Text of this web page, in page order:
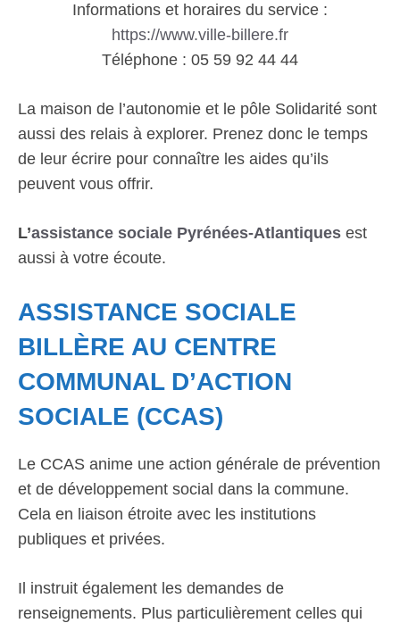
Informations et horaires du service :
https://www.ville-billere.fr
Téléphone : 05 59 92 44 44
La maison de l’autonomie et le pôle Solidarité sont
aussi des relais à explorer. Prenez donc le temps
de leur écrire pour connaître les aides qu’ils
peuvent vous offrir.
L’assistance sociale Pyrénées-Atlantiques est
aussi à votre écoute.
ASSISTANCE SOCIALE
BILLÈRE AU CENTRE
COMMUNAL D’ACTION
SOCIALE (CCAS)
Le CCAS anime une action générale de prévention
et de développement social dans la commune.
Cela en liaison étroite avec les institutions
publiques et privées.
Il instruit également les demandes de
renseignements. Plus particulièrement celles qui